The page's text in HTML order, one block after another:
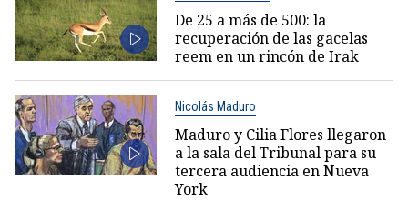
De 25 a más de 500: la
recuperación de las gacelas
reem en un rincón de Irak
Nicolás Maduro
Maduro y Cilia Flores llegaron
a la sala del Tribunal para su
tercera audiencia en Nueva
York